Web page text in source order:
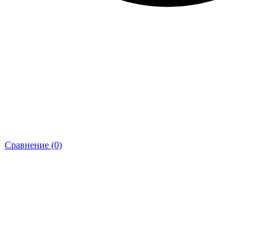
Сравнение (0)